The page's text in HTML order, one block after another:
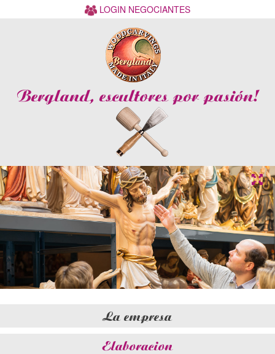
LOGIN NEGOCIANTES
Bergland, escultores por pasión!
La empresa
Elaboracion